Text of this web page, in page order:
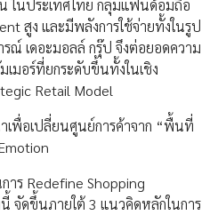
ในประเทศไทย กลุ่มแฟนด้อมถือ
สูง และมีพลังการใช้จ่ายทั้งในรูป
ณ์ เดอะมอลล์ กรุ๊ป จึงต่อยอดความ
มอร์ที่ยกระดับขึ้นทั้งในเชิง
Retail Model
เพื่อเปลี่ยนศูนย์การค้าจาก “พื้นที่
ร Redefine Shopping
จัดขึ้นภายใต้ 3 แนวคิดหลักในการ